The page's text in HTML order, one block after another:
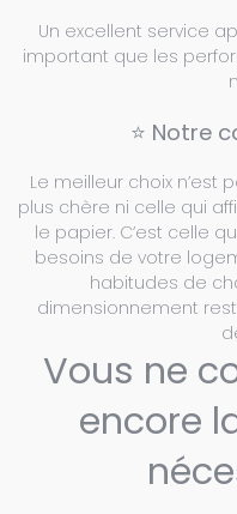
Un excellent service
important que les
⭐ Notre
Le meilleur choix
plus chère ni celle qui
le papier. C’est celle
besoins de votre
habitudes de
dimensionnement
Vous ne
encore